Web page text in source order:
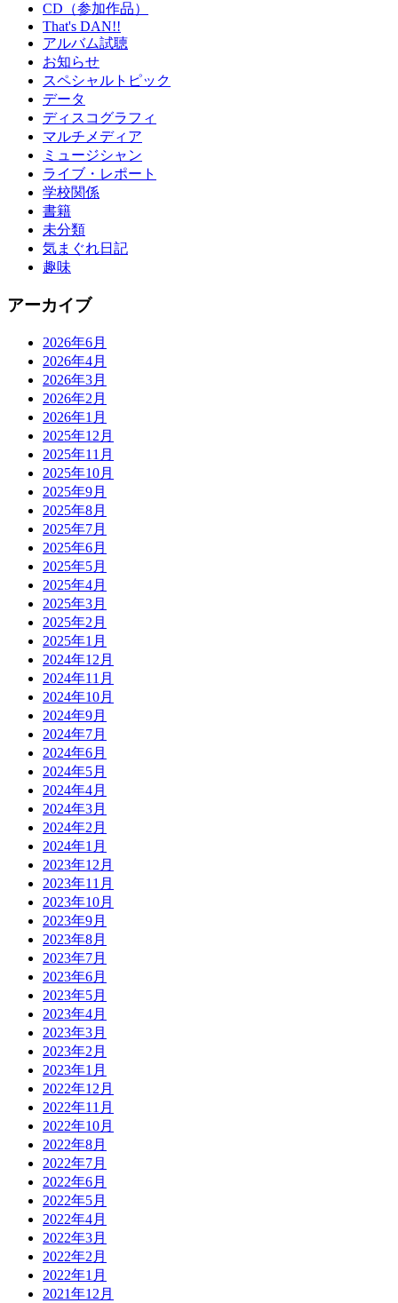
CD（参加作品）
That's DAN!!
アルバム試聴
お知らせ
スペシャルトピック
データ
ディスコグラフィ
マルチメディア
ミュージシャン
ライブ・レポート
学校関係
書籍
未分類
気まぐれ日記
趣味
アーカイブ
2026年6月
2026年4月
2026年3月
2026年2月
2026年1月
2025年12月
2025年11月
2025年10月
2025年9月
2025年8月
2025年7月
2025年6月
2025年5月
2025年4月
2025年3月
2025年2月
2025年1月
2024年12月
2024年11月
2024年10月
2024年9月
2024年7月
2024年6月
2024年5月
2024年4月
2024年3月
2024年2月
2024年1月
2023年12月
2023年11月
2023年10月
2023年9月
2023年8月
2023年7月
2023年6月
2023年5月
2023年4月
2023年3月
2023年2月
2023年1月
2022年12月
2022年11月
2022年10月
2022年8月
2022年7月
2022年6月
2022年5月
2022年4月
2022年3月
2022年2月
2022年1月
2021年12月